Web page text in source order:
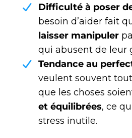
Difficulté à poser
besoin d’aider fait
laisser manipuler
qui abusent de leur
Tendance au
veulent souvent
que les choses
et équilibrées, ce
stress inutile​.